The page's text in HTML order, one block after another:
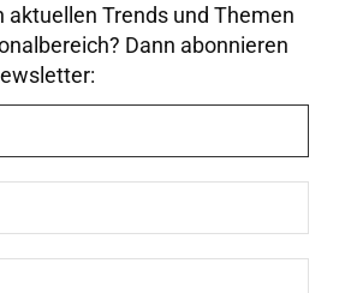
aktuellen Trends und Themen
Dann abonnieren